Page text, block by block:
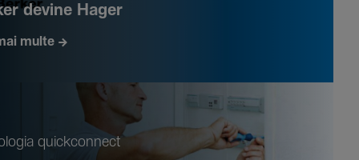
devine Hager
multe
quickconnect